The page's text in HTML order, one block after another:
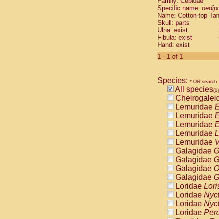
Cebidae
Cebidae
Cebidae
Cebidae
Cebidae
Cebidae
Cebidae
Cebidae
Cebidae
Cebidae
Cebidae
Cebidae
Atelidae
Atelidae
Atelidae
Atelidae
Atelidae
Atelidae
Atelidae
Atelidae
Atelidae
Atelidae
Pitheciidae
Specific name:
Name: Cotton-top
Skull: parts
Ulna: exist
Fibula: exist
Hand: exist
1 - 1 of 1
Species: * OR search
All species(1)
Lemuridae
Lemuridae
Lemuridae
Lemuridae
Lemuridae
Galagidae
Galagidae
Galagidae
Galagidae
Loridae
Loridae
Loridae
Loridae